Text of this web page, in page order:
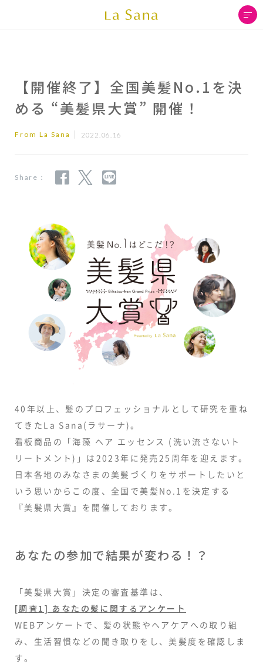
【開催終了】全国美髪No.1を決
める “美髪県大賞” 開催！
From La Sana 2022.06.16
Share：
40年以上、髪のプロフェッショナルとして研究を重ね
てきたLa Sana(ラサーナ)。
看板商品の「海藻 ヘア エッセンス (洗い流さないト
リートメント)」は2023年に発売25周年を迎えます。
日本各地のみなさまの美髪づくりをサポートしたいと
いう思いからこの度、全国で美髪No.1を決定する
『美髪県大賞』を開催しております。
あなたの参加で結果が変わる！？
「美髪県大賞」決定の審査基準は、
[調査1] あなたの髪に関するアンケート
WEBアンケートで、髪の状態やヘアケアへの取り組
み、生活習慣などの聞き取りをし、美髪度を確認しま
す。